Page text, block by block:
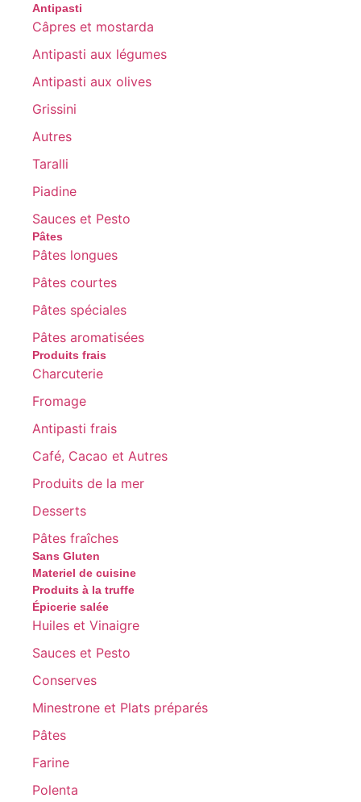
Antipasti
Câpres et mostarda
Antipasti aux légumes
Antipasti aux olives
Grissini
Autres
Taralli
Piadine
Sauces et Pesto
Pâtes
Pâtes longues
Pâtes courtes
Pâtes spéciales
Pâtes aromatisées
Produits frais
Charcuterie
Fromage
Antipasti frais
Café, Cacao et Autres
Produits de la mer
Desserts
Pâtes fraîches
Sans Gluten
Materiel de cuisine
Produits à la truffe
Épicerie salée
Huiles et Vinaigre
Sauces et Pesto
Conserves
Minestrone et Plats préparés
Pâtes
Farine
Polenta